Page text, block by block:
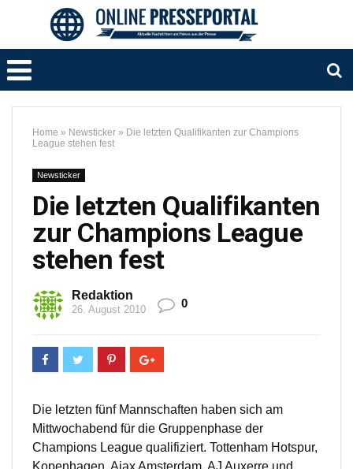
Home » Newsticker » Die letzten Qualifikanten zur Champions
League stehen fest
Newsticker
Die letzten Qualifikanten
zur Champions League
stehen fest
Redaktion
26. August 2010 0
Die letzten fünf Mannschaften haben sich am
Mittwochabend für die Gruppenphase der
Champions League qualifiziert. Tottenham Hotspur,